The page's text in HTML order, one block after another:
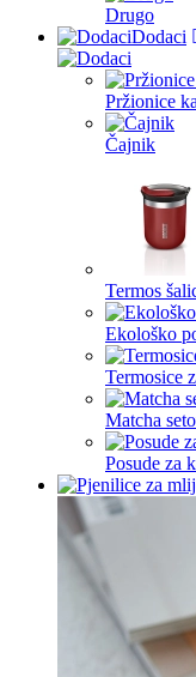
Drugo
Dodaci
Pržionice
Čajnik
Termos
Ekološko
Termosice
Matcha
Posude za